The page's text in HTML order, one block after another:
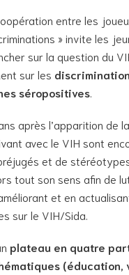
entre les
» invite les
sur la question du
sur les
séropositives
après l’apparition de
avec le VIH sont
et de
tout son sens afin de
et en
sur le VIH/Sida.
plateau en quatre
(éducation,